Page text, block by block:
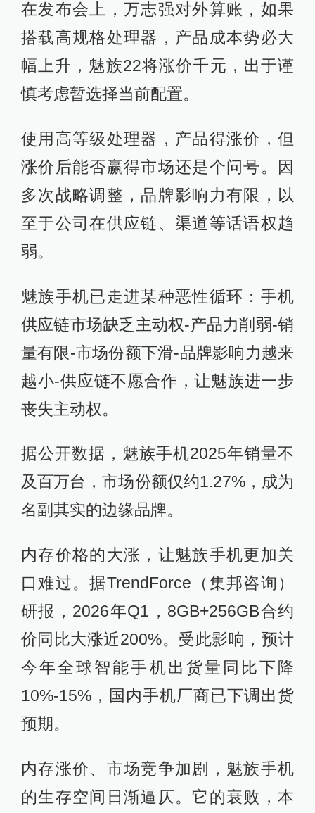
在发布会上，万志强对外算账，如果
搭载高规格处理器，产品成本势必大
幅上升，魅族22将涨价千元，出于谨
慎考虑暂选择当前配置。
使用高等级处理器，产品得涨价，但
涨价后能否赢得市场还是个问号。因
多次战略调整，品牌影响力有限，以
至于公司在供应链、渠道等话语权趋
弱。
魅族手机已走进某种恶性循环：手机
供应链市场缺乏主动权-产品力削弱-销
量有限-市场份额下滑-品牌影响力越来
越小-供应链不愿合作，让魅族进一步
丧失主动权。
据公开数据，魅族手机2025年销量不
及百万台，市场份额仅约1.27%，成为
名副其实的边缘品牌。
内存价格的大涨，让魅族手机更加关
口难过。据TrendForce（集邦咨询）
研报，2026年Q1，8GB+256GB合约
价同比大涨近200%。受此影响，预计
今年全球智能手机出货量同比下降
10%-15%，国内手机厂商已下调出货
预期。
内存涨价、市场竞争加剧，魅族手机
的生存空间日渐逼仄。它的衰败，本